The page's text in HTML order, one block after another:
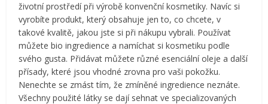
životní prostředí při výrobě konvenční kosmetiky. Navíc si
vyrobíte produkt, který obsahuje jen to, co chcete, v
takové kvalitě, jakou jste si při nákupu vybrali. Používat
můžete bio ingredience a namíchat si kosmetiku podle
svého gusta. Přidávat můžete různé esenciální oleje a další
přísady, které jsou vhodné zrovna pro vaši pokožku.
Nenechte se zmást tím, že zmíněné ingredience neznáte.
Všechny použité látky se dají sehnat ve specializovaných